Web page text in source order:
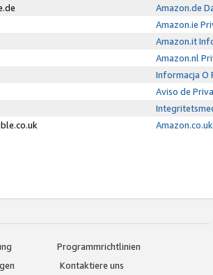
Amazon.de
Amazon.ie
Amazon.it
Amazon.nl
Informacja O
Aviso de
Programmrichtlinien
Kontaktiere uns